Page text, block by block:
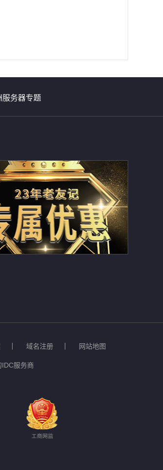
服务器专题
题集锦
域名注册 网站地图
服务商